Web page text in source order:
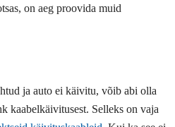
on aeg proovida muid
ja auto ei käivitu, võib abi olla
kaabelkäivitusest. Selleks on vaja